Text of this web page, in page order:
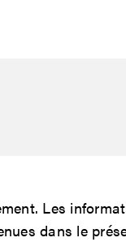
Les
dans le